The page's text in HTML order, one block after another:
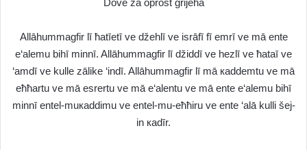
Dove za oprost grijeha
Allāhummagfir lī ħatīetī ve džehlī ve isrāfī fī emrī ve mā ente
e‘alemu bihī minnī. Allāhummagfir lī džiddī ve hezlī ve ħataī ve
‘amdī ve kulle zālike ‘indī. Allāhummagfir lī mā кaddemtu ve mā
eħħartu ve mā esrertu ve mā e‘alentu ve mā ente e‘alemu bihī
minnī entel-muкaddimu ve entel-mu-eħħiru ve ente ‘alā kulli šej-
in кadīr.